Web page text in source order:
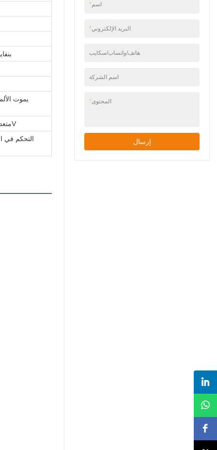
يموت
8W / متعدد البلورات / 6V
التحكم في
*اسم
*البريد الإلكتروني
هاتف/واتساب/سكايب
اسم الشركة
*المحتوى
إرسال